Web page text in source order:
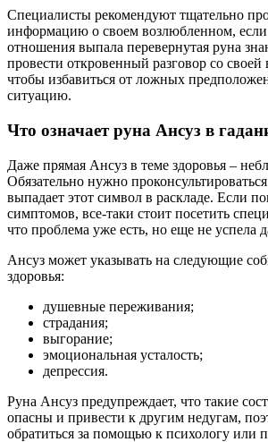
Специалисты рекомендуют тщательно
информацию о своем возлюбленном, если
отношения выпала перевернутая руна
провести откровенный разговор со
чтобы избавиться от ложных
ситуацию.
Что означает руна Ансуз в
Даже прямая Ансуз в теме здоровья –
Обязательно нужно
выпадает этот символ в раскладе. Если
симптомов, все-таки стоит посетить
что проблема уже есть, но еще не успела
Ансуз может указывать на следующие
здоровья:
душевные переживания;
страдания;
выгорание;
эмоциональная усталость;
депрессия.
Руна Ансуз предупреждает, что такие
опасны и привести к другим недугам,
обратиться за помощью к психологу или